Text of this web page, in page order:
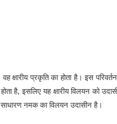
क्षारीय प्रकृति का होता है। इस
है, इसलिए यह क्षारीय विलयन को
नमक का विलयन उदासीन है।